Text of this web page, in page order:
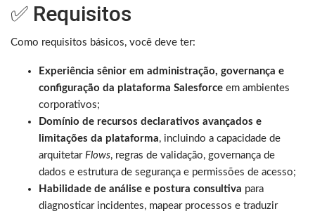
✅ Requisitos
Como requisitos básicos, você deve ter:
Experiência sênior em administração, governança e
configuração da plataforma Salesforce em ambientes
corporativos;
Domínio de recursos declarativos avançados e
limitações da plataforma, incluindo a capacidade de
arquitetar Flows, regras de validação, governança de
dados e estrutura de segurança e permissões de acesso;
Habilidade de análise e postura consultiva para
diagnosticar incidentes, mapear processos e traduzir